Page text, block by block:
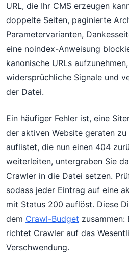
URL, die Ihr CMS erzeugen
doppelte Seiten, paginierte
Parametervarianten,
eine noindex-Anweisung
kanonische URLs
widersprüchliche Signale und
der Datei.
Ein häufiger Fehler ist, eine
der aktiven Website geraten zu
auflistet, die nun einen 404
weiterleiten, untergraben Sie
Crawler in die Datei setzen.
sodass jeder Eintrag auf eine
mit Status 200 auflöst. Diese
dem Crawl-Budget zusammen:
richtet Crawler auf das
Verschwendung.